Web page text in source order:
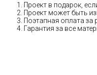
Проект в подарок,
Проект может быть
Поэтапная оплата за
Гарантия за все